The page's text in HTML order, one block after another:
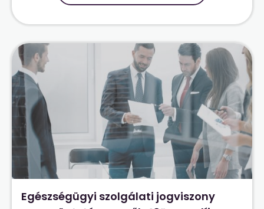
Egészségügyi szolgálati jogviszony